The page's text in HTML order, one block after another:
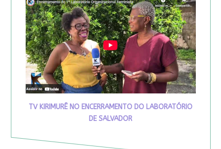
TV KIRIMURÊ NO ENCERRAMENTO DO LABORATÓRIO
DE SALVADOR